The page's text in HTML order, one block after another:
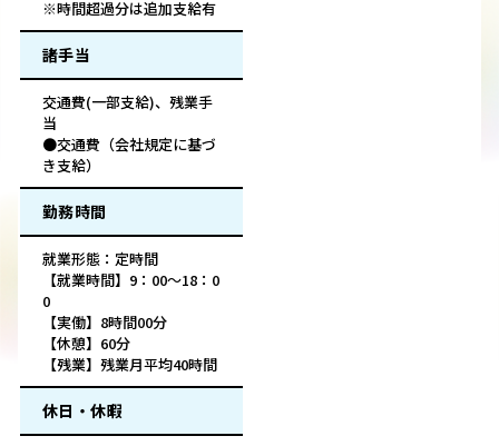
※時間超過分は追加支給有
諸手当
交通費(一部支給)、残業手
当
●交通費（会社規定に基づ
き支給）
勤務時間
就業形態：定時間
【就業時間】9：00～18：0
0
【実働】8時間00分
【休憩】60分
【残業】残業月平均40時間
休日・休暇